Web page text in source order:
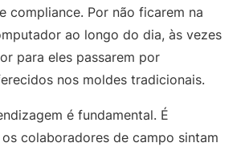
compliance. Por não ficarem na
ao longo do dia, às vezes
para eles passarem por
nos moldes tradicionais.
é fundamental. É
colaboradores de campo sintam